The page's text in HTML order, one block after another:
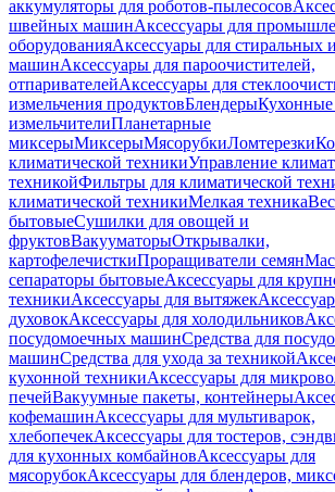
аккумуляторы для роботов-пылесосов
швейных машинАксессуары для
оборудованияАксессуары для стиральных
машинАксессуары для пароочистителей,
отпаривателейАксессуары для
измельчения продуктовБлендеры
измельчителиПланетарные
миксерыМиксерыМясорубкиЛомтерезки
климатической техникиУправление
техникойФильтры для климатической
климатической техникиМелкая техника
бытовыеСушилки для овощей и
фруктовВакууматорыОткрывалки,
картофелечисткиПроращиватели семян
сепараторы бытовыеАксессуары для
техникиАксессуары для вытяжек
духовокАксессуары для холодильников
посудомоечных машинСредства для
машинСредства для ухода за техникой
кухонной техникиАксессуары для
печейВакуумные пакеты, контейнеры
кофемашинАксессуары для мультиварок,
хлебопечекАксессуары для тостеров,
для кухонных комбайновАксессуары для
мясорубокАксессуары для блендеров,